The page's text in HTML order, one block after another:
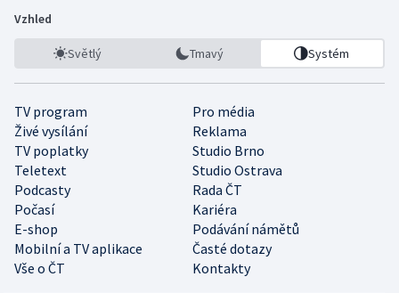
Vzhled
Světlý Tmavý Systém
TV program
Pro média
Živé vysílání
Reklama
TV poplatky
Studio Brno
Teletext
Studio Ostrava
Podcasty
Rada ČT
Počasí
Kariéra
E-shop
Podávání námětů
Mobilní a TV aplikace
Časté dotazy
Vše o ČT
Kontakty